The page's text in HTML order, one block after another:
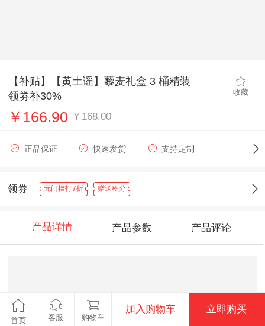
【补贴】【黄土谣】藜麦礼盒 3 桶精装
领劵补30%
收藏
￥166.90 ￥168.00
正品保证 快速发货 支持定制
领券 无门槛打7折 赠送积分
产品详情 产品参数 产品评论
首页 客服 购物车
加入购物车 立即购买